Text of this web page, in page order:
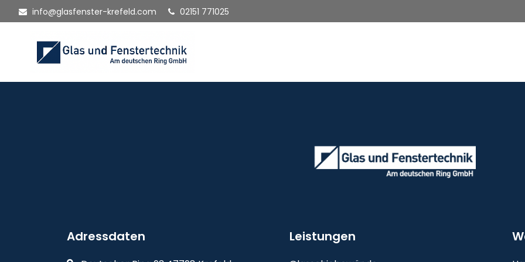
info@glasfenster-krefeld.com 02151 771025
Adressdaten Leistungen